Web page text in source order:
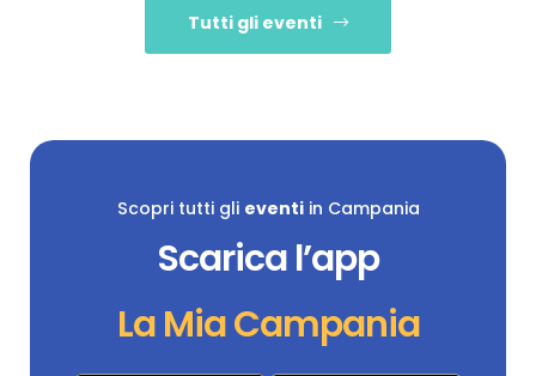
Tutti gli eventi
Scopri tutti gli eventiin Campania
Scarica l’app
La Mia Campania